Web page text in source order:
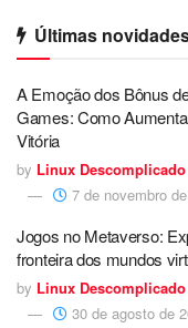
Últimas
A Emoção dos Bônus
Games: Como
Vitória
by Linux Descomplicado
7 de novembro
Jogos no Metaverso:
fronteira dos mundos
by Linux Descomplicado
30 de agosto de